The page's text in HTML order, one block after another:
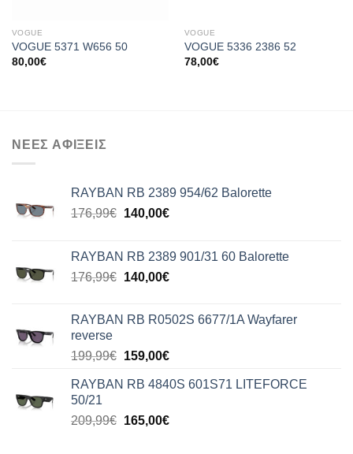
VOGUE
VOGUE 5371 W656 50
80,00€
VOGUE
VOGUE 5336 2386 52
78,00€
ΝΕΕΣ ΑΦΙΞΕΙΣ
RAYBAN RB 2389 954/62 Balorette
176,99€ Original
176,99€.
140,00€Η
είναι:
140,00€.
RAYBAN RB 2389 901/31 60 Balorette
176,99€ Original
176,99€.
140,00€Η
είναι:
RAYBAN RB R0502S 6677/1A Wayfarer
reverse
199,99€ Original
was:
159,00€Η
τιμή
159,00€.
RAYBAN RB 4840S 601S71 LITEFORCE
50/21
209,99€ Original
165,00€Η